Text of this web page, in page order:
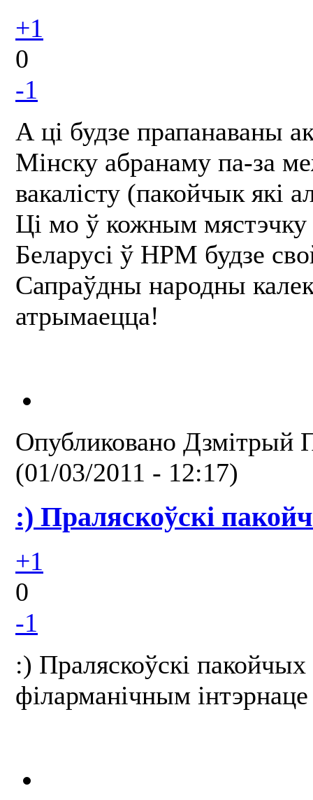
+1
0
-1
А ці будзе прапанаваны
Мінску абранаму па-за
вакалісту (пакойчык які
Ці мо ў кожным мястэчку
Беларусі ў НРМ будзе
Сапраўдны народны
атрымаецца!
Опубликовано Дзмітрый
(01/03/2011 - 12:17)
:) Праляскоўскі
+1
0
-1
:) Праляскоўскі
філарманічным інтэрнаце